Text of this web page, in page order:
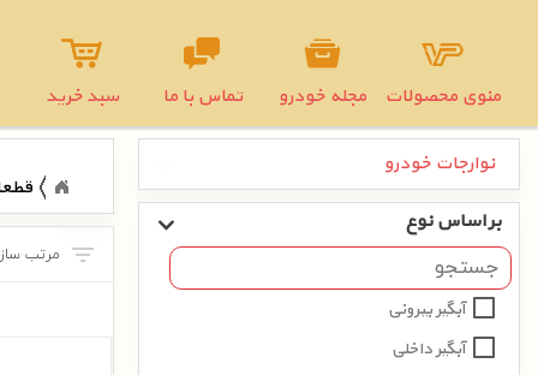
نوارجات خودرو
بر اساس نوع
آبگیر بیرونی
آبگیر داخلی
منوی محصولات مجله خودرو تماس با ما سبد خرید